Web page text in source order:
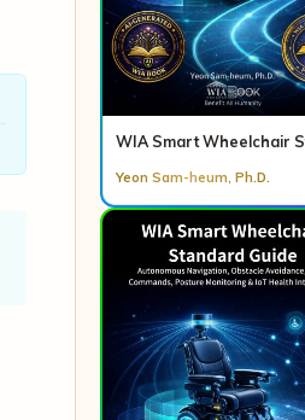
Yeon Sam-heum, Ph.D.